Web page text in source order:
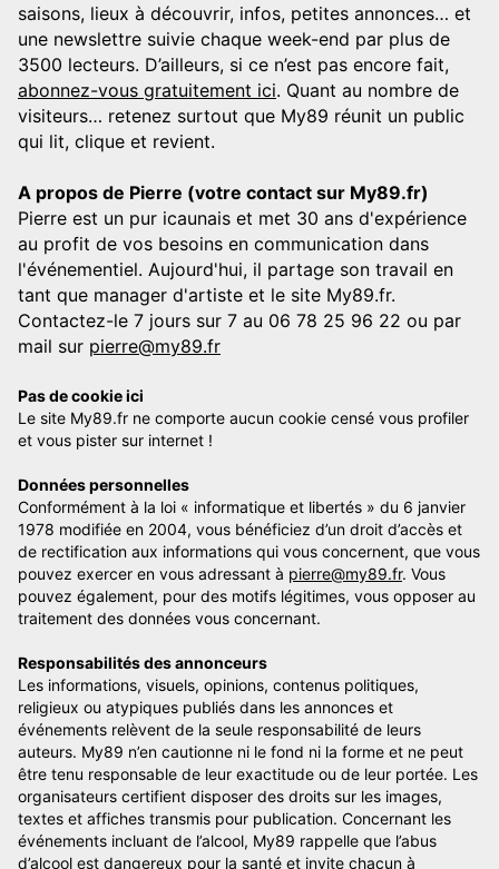
saisons, lieux à découvrir, infos, petites annonces… et
une newslettre suivie chaque week-end par plus de
3500 lecteurs. D’ailleurs, si ce n’est pas encore fait,
abonnez-vous gratuitement ici. Quant au nombre de
visiteurs… retenez surtout que My89 réunit un public
qui lit, clique et revient.
A propos de Pierre (votre contact sur My89.fr)
Pierre est un pur icaunais et met 30 ans d'expérience
au profit de vos besoins en communication dans
l'événementiel. Aujourd'hui, il partage son travail en
tant que manager d'artiste et le site My89.fr.
Contactez-le 7 jours sur 7 au 06 78 25 96 22 ou par
mail sur pierre@my89.fr
Pas de cookie ici
Le site My89.fr ne comporte aucun cookie censé vous profiler
et vous pister sur internet !
Données personnelles
Conformément à la loi « informatique et libertés » du 6 janvier
1978 modifiée en 2004, vous bénéficiez d’un droit d’accès et
de rectification aux informations qui vous concernent, que vous
pouvez exercer en vous adressant à pierre@my89.fr. Vous
pouvez également, pour des motifs légitimes, vous opposer au
traitement des données vous concernant.
Responsabilités des annonceurs
Les informations, visuels, opinions, contenus politiques,
religieux ou atypiques publiés dans les annonces et
événements relèvent de la seule responsabilité de leurs
auteurs. My89 n’en cautionne ni le fond ni la forme et ne peut
être tenu responsable de leur exactitude ou de leur portée. Les
organisateurs certifient disposer des droits sur les images,
textes et affiches transmis pour publication. Concernant les
événements incluant de l’alcool, My89 rappelle que l’abus
d’alcool est dangereux pour la santé et invite chacun à